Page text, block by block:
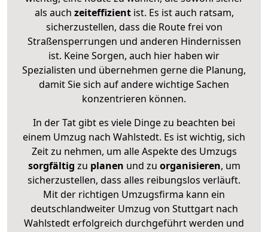
als auch zeiteffizientist. Es ist auch ratsam,
sicherzustellen, dass die Route frei von
Straßensperrungen und anderen Hindernissen
ist. Keine Sorgen, auch hier haben wir
Spezialisten und übernehmen gerne die Planung,
damit Sie sich auf andere wichtige Sachen
konzentrieren können.
In der Tat gibt es viele Dinge zu beachten bei
einem Umzug nach Wahlstedt. Es ist wichtig, sich
Zeit zu nehmen, um alle Aspekte des Umzugs
sorgfältig zu planen und zu organisieren, um
sicherzustellen, dass alles reibungslos verläuft.
Mit der richtigen Umzugsfirma kann ein
deutschlandweiter Umzug von Stuttgart nach
Wahlstedt erfolgreich durchgeführt werden und